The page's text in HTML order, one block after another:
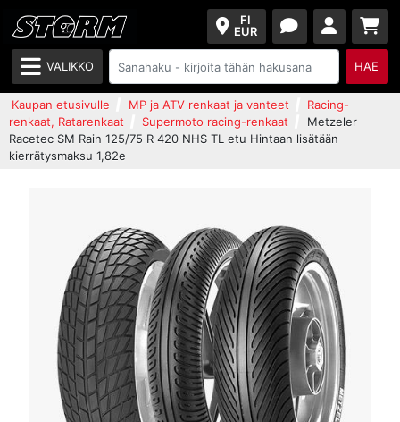
FI
EUR
VALIKKO HAE
Kaupan etusivulle MP ja ATV renkaat ja vanteet
Racing-
renkaat, Ratarenkaat
Supermoto racing-renkaat
Metzeler
Racetec SM Rain 125/75 R 420 NHS TL etu Hintaan lisätään
kierrätysmaksu 1,82e